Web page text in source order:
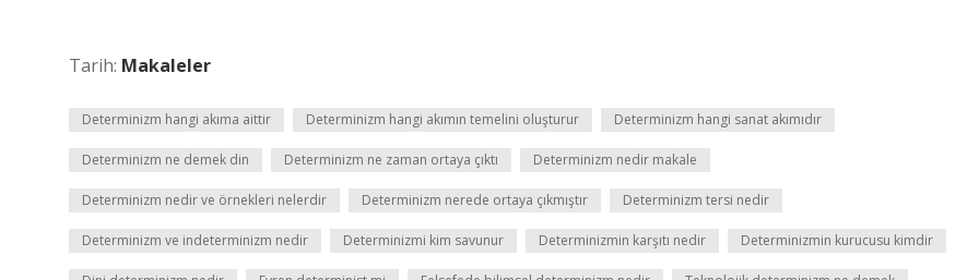
Tarih: Makaleler
Determinizm hangi akıma aittir Determinizm hangi akımın temelini oluşturur Determinizm hangi sanat akımıdır
Determinizm ne demek din Determinizm ne zaman ortaya çıktı Determinizm nedir makale
Determinizm nedir ve örnekleri nelerdir Determinizm nerede ortaya çıkmıştır Determinizm tersi nedir
Determinizm ve indeterminizm nedir Determinizmi kim savunur Determinizmin karşıtı nedir Determinizmin kurucusu kimdir